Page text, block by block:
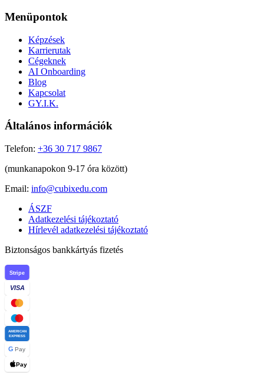
Menüpontok
Képzések
Karrierutak
Cégeknek
AI Onboarding
Blog
Kapcsolat
GY.I.K.
Általános információk
Telefon: +36 30 717 9867
(munkanapokon 9-17 óra között)
Email: info@cubixedu.com
ÁSZF
Adatkezelési tájékoztató
Hírlevél adatkezelési tájékoztató
Biztonságos bankkártyás fizetés
Stripe
VISA
AMERICAN
EXPRESS
G Pay
Pay